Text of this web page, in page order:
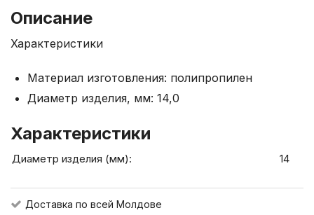
Описание
Характеристики
Материал изготовления: полипропилен
Диаметр изделия, мм: 14,0
Характеристики
Диаметр изделия (мм): 14
Доставка по всей Молдове